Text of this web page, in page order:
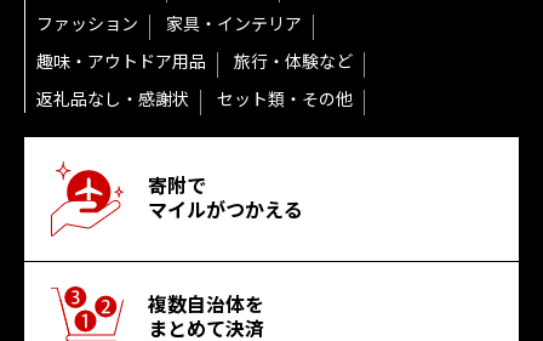
ファッション
家具・インテリア
趣味・アウトドア用品
旅行・体験など
返礼品なし・感謝状
セット類・その他
寄附で
マイルがつかえる
複数自治体を
まとめて決済